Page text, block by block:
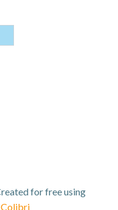
for free using
Colibri